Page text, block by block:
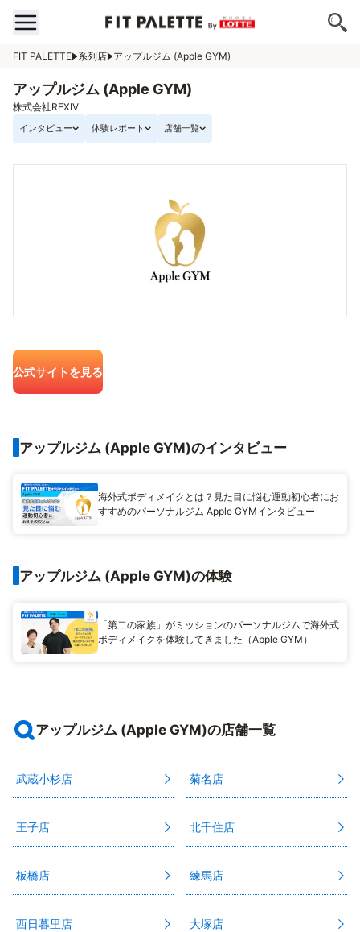
FIT PALETTE 系列店 アップルジム (Apple GYM)
アップルジム (Apple GYM)
株式会社REXIV
インタビュー 体験レポート 店舗一覧
公式サイトを見る
アップルジム (Apple GYM)のインタビュー
海外式ボディメイクとは？見た目に悩む運動初心者にお
すすめのパーソナルジム Apple GYMインタビュー
アップルジム (Apple GYM)の体験
「第二の家族」がミッションのパーソナルジムで海外式
ボディメイクを体験してきました（Apple GYM）
アップルジム (Apple GYM)の店舗一覧
武蔵小杉店 菊名店
王子店 北千住店
板橋店 練馬店
西日暮里店 大塚店